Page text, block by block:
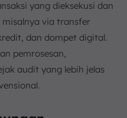
yang dieksekusi dan
misalnya via transfer
dan dompet digital.
pemrosesan,
audit yang lebih jelas